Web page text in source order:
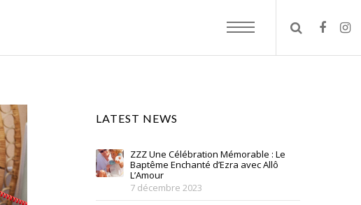
LATEST NEWS
ZZZ Une Célébration Mémorable : Le
Baptême Enchanté d’Ezra avec Allô
L’Amour
7 décembre 2023